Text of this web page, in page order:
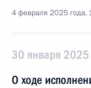
4 февраля 2025 года,
30 января 2025
О ходе